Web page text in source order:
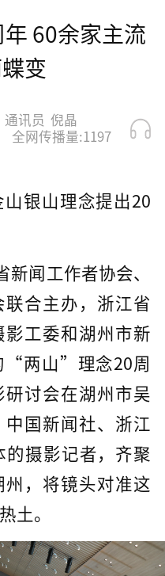
60余家主流
变
通讯员 倪晶
全网传播量:1197
银山理念提出20
新闻工作者协会、
合主办，浙江省
工委和湖州市新
“两山”理念20周
讨会在湖州市吴
国新闻社、浙江
的摄影记者，齐聚
，将镜头对准这
土。